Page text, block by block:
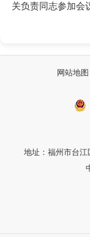
关负责同志参加会
网站地图
地址：福州市台